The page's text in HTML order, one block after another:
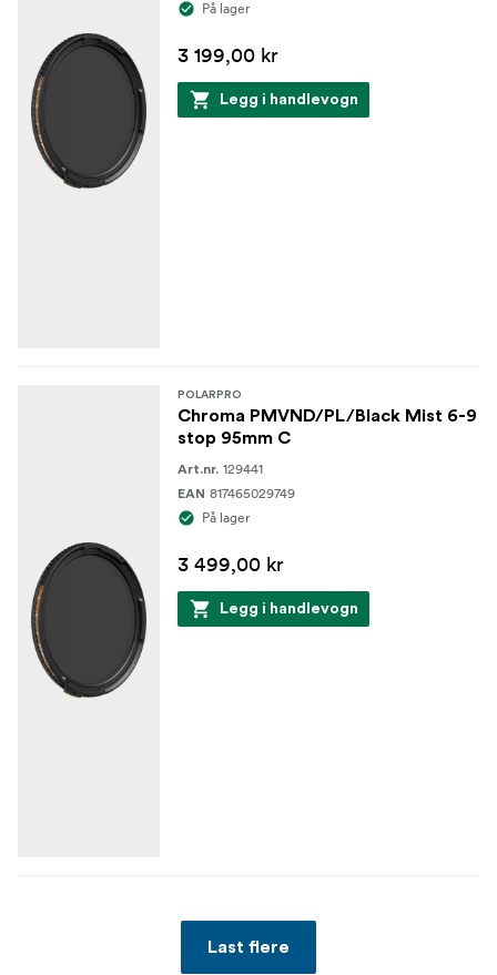
På lager
3 199,00 kr
Legg i handlevogn
POLARPRO
Chroma PMVND/PL/Black Mist 6-9
stop 95mm C
Art.nr. 129441
EAN 817465029749
På lager
3 499,00 kr
Legg i handlevogn
Last flere